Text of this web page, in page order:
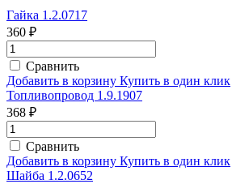
Гайка 1.2.0717
360 ₽
Сравнить
Добавить в корзину Купить в один клик
Топливопровод 1.9.1907
368 ₽
Сравнить
Добавить в корзину Купить в один клик
Шайба 1.2.0652